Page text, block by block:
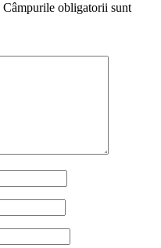
Câmpurile obligatorii sunt